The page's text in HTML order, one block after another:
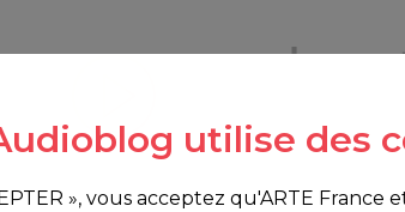
utilise des
», vous acceptez qu'ARTE France